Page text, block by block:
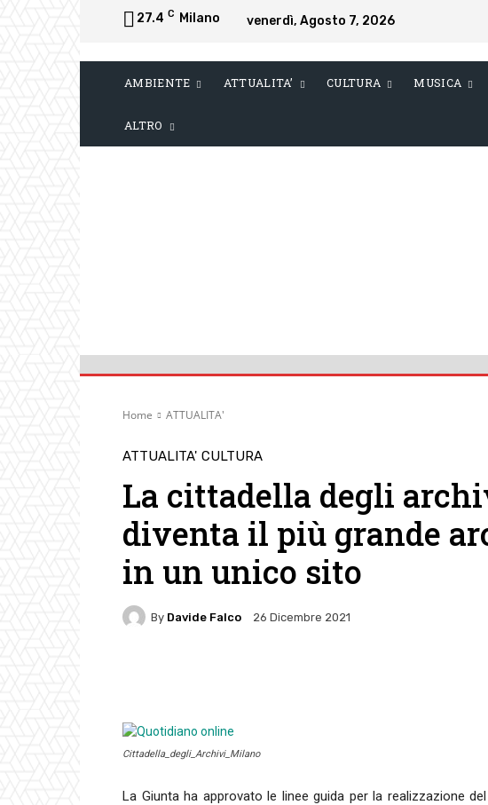
27.4 C Milano venerdì, Agosto 7, 2026
AMBIENTE ATTUALITA’ CULTURA MUSICA
ALTRO
Home ATTUALITA'
ATTUALITA' CULTURA
La cittadella degli
diventa il più grande
in un unico sito
By Davide Falco 26 Dicembre 2021
Cittadella_degli_Archivi_Milano
La Giunta ha approvato le linee guida per la realizzazione